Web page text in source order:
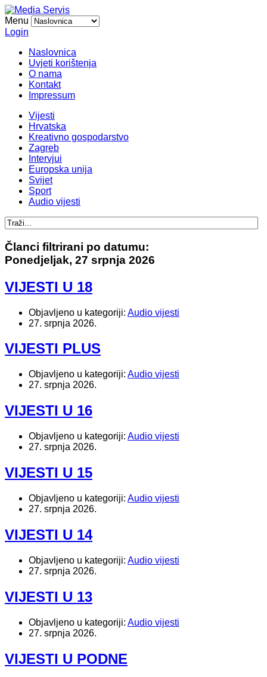
Menu
Login
Naslovnica
Uvjeti korištenja
O nama
Kontakt
Impressum
Vijesti
Hrvatska
Kreativno gospodarstvo
Zagreb
Intervjui
Europska unija
Svijet
Sport
Audio vijesti
Članci filtrirani po datumu:
Ponedjeljak, 27 srpnja 2026
VIJESTI U 18
Objavljeno u kategoriji: Audio vijesti
27. srpnja 2026.
VIJESTI PLUS
Objavljeno u kategoriji: Audio vijesti
27. srpnja 2026.
VIJESTI U 16
Objavljeno u kategoriji: Audio vijesti
27. srpnja 2026.
VIJESTI U 15
Objavljeno u kategoriji: Audio vijesti
27. srpnja 2026.
VIJESTI U 14
Objavljeno u kategoriji: Audio vijesti
27. srpnja 2026.
VIJESTI U 13
Objavljeno u kategoriji: Audio vijesti
27. srpnja 2026.
VIJESTI U PODNE